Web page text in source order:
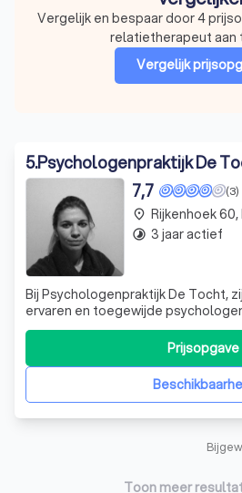
Vergelijk en bespaar door 4
relatietherapeut aan
Vergelijk
5.Psychologenpraktijk De
(3)
7,7
Bij Psychologenpraktijk De Tocht,
ervaren en toegewijde
u te helpen bij het navigeren door
leven. Onze specialiteiten variëren
en fobieën tot trauma,
bieden ook onderste
Prijsopgave
place Rijkenhoek
timelapse 3 jaar actief
Toon meer